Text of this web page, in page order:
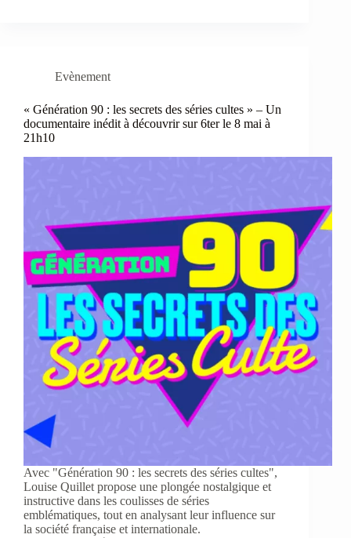
Evènement
« Génération 90 : les secrets des séries cultes » – Un
documentaire inédit à découvrir sur 6ter le 8 mai à
21h10
Avec "Génération 90 : les secrets des séries cultes",
Louise Quillet propose une plongée nostalgique et
instructive dans les coulisses de séries
emblématiques, tout en analysant leur influence sur
la société française et internationale.